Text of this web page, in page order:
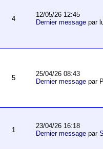
4
12/05/26 12:45
Dernier messagepar
5
25/04/26 08:43
Dernier messagepar
1
23/04/26 16:18
Dernier messagepar